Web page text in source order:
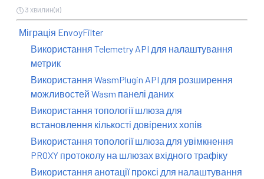
3 хвилин(и)
Міграція EnvoyFilter
Використання Telemetry API для налаштування
метрик
Використання WasmPlugin API для розширення
можливостей Wasm панелі даних
Використання топології шлюза для
встановлення кількості довірених хопів
Використання топології шлюза для увімкнення
PROXY протоколу на шлюзах вхідного трафіку
Використання анотації проксі для налаштування